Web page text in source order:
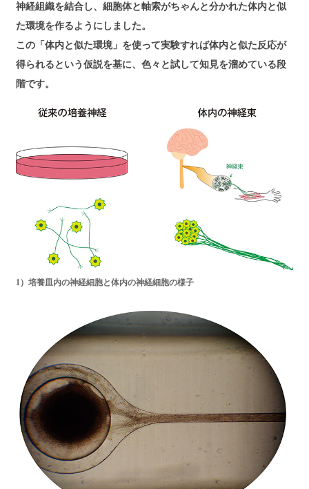
神経組織を結合し、細胞体と軸索がちゃんと分かれた体内と似
た環境を作るようにしました。
この「体内と似た環境」を使って実験すれば体内と似た反応が
得られるという仮説を基に、色々と試して知見を溜めている段
階です。
1）培養皿内の神経細胞と体内の神経細胞の様子